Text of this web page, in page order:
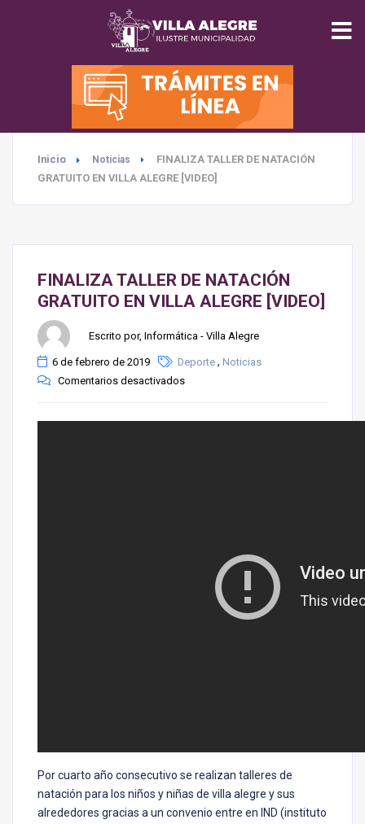
INICIO
MUNICIPALIDAD
SEGURIDAD
TURISMO
MEDIO AMBIENTE
Inicio Noticias
FINALIZA TALLER DE NATACIÓN
GRATUITO EN VILLA ALEGRE [VIDEO]
FINALIZA TALLER DE NATACIÓN
GRATUITO EN VILLA ALEGRE [VIDEO]
Escrito por, Informática - Villa Alegre
6 de febrero de 2019 Deporte , Noticias
Comentarios desactivados
Por cuarto año consecutivo se realizan talleres de
natación para los niños y niñas de villa alegre y sus
alrededores gracias a un convenio entre en IND (instituto